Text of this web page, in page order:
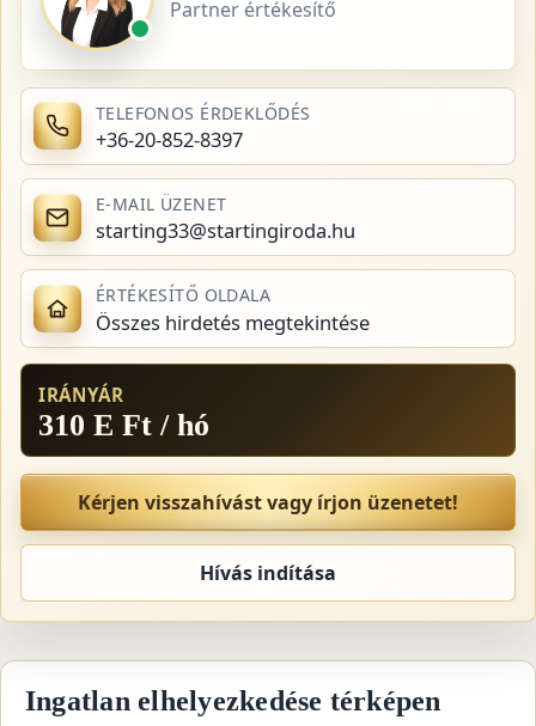
Partner értékesítő
TELEFONOS ÉRDEKLŐDÉS
+36-20-852-8397
E-MAIL ÜZENET
starting33@startingiroda.hu
ÉRTÉKESÍTŐ OLDALA
Összes hirdetés megtekintése
IRÁNYÁR
310 E Ft / hó
Kérjen visszahívást vagy írjon üzenetet!
Hívás indítása
Ingatlan elhelyezkedése térképen